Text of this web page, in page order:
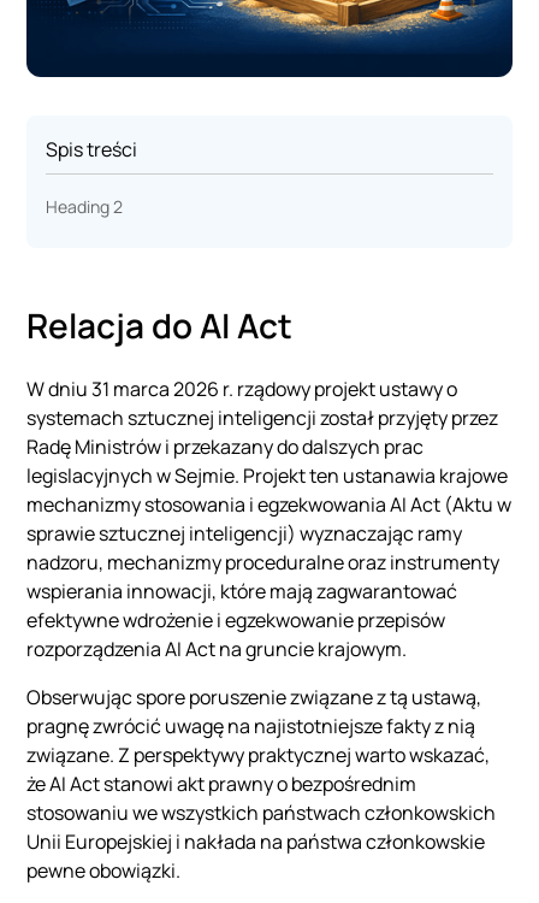
Spis treści
Heading 2
Relacja do AI Act
W dniu 31 marca 2026 r. rządowy projekt ustawy o
systemach sztucznej inteligencji został przyjęty przez
Radę Ministrów i przekazany do dalszych prac
legislacyjnych w Sejmie. Projekt ten ustanawia krajowe
mechanizmy stosowania i egzekwowania AI Act (Aktu w
sprawie sztucznej inteligencji) wyznaczając ramy
nadzoru, mechanizmy proceduralne oraz instrumenty
wspierania innowacji, które mają zagwarantować
efektywne wdrożenie i egzekwowanie przepisów
rozporządzenia AI Act na gruncie krajowym.
Obserwując spore poruszenie związane z tą ustawą,
pragnę zwrócić uwagę na najistotniejsze fakty z nią
związane. Z perspektywy praktycznej warto wskazać,
że AI Act stanowi akt prawny o bezpośrednim
stosowaniu we wszystkich państwach członkowskich
Unii Europejskiej i nakłada na państwa członkowskie
pewne obowiązki.